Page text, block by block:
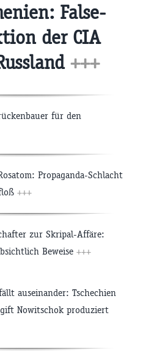
False-
der CIA
+++
für den
Propaganda-Schlacht
+++
zur Skripal-Affäre:
Beweise +++
auseinander: Tschechien
Nowitschok produziert